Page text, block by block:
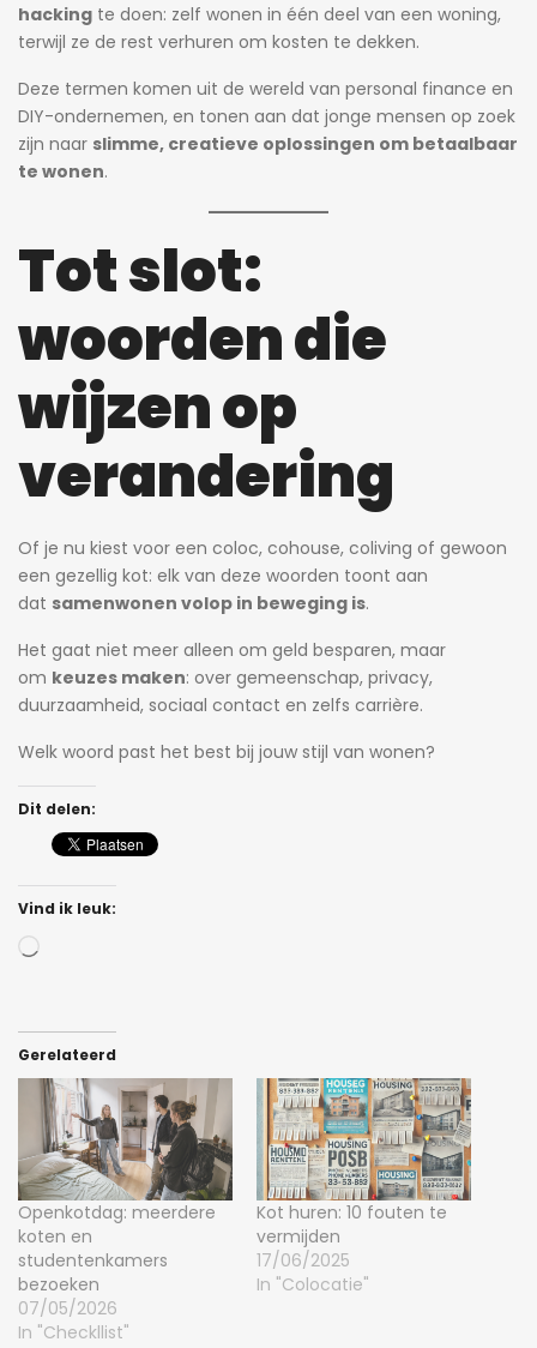
hacking te doen: zelf wonen in één deel van een woning,
terwijl ze de rest verhuren om kosten te dekken.
Deze termen komen uit de wereld van personal finance en
DIY-ondernemen, en tonen aan dat jonge mensen op zoek
zijn naar slimme, creatieve oplossingen om betaalbaar
te wonen.
Tot slot:
woorden die
wijzen op
verandering
Of je nu kiest voor een coloc, cohouse, coliving of gewoon
een gezellig kot: elk van deze woorden toont aan
dat samenwonen volop in beweging is.
Het gaat niet meer alleen om geld besparen, maar
om keuzes maken: over gemeenschap, privacy,
duurzaamheid, sociaal contact en zelfs carrière.
Welk woord past het best bij jouw stijl van wonen?
Dit delen:
Vind ik leuk:
Gerelateerd
Openkotdag: meerdere
koten en
studentenkamers
bezoeken
07/05/2026
In "Checkllist"
Kot huren: 10 fouten te
vermijden
17/06/2025
In "Colocatie"